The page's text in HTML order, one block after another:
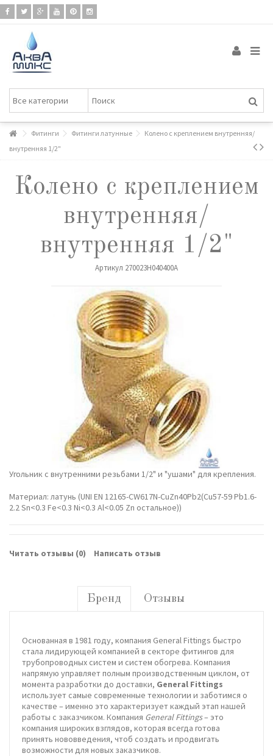
Фитинги Фитинги латунные
Колено с креплением внутренняя/
внутренняя 1/2"
Колено с креплением
внутренняя/
внутренняя 1/2"
Артикул 270023H040400A
Угольник с внутренними резьбами 1/2" и "ушами" для крепления.
Материал: латунь (UNI EN 12165-CW617N-CuZn40Pb2(Cu57-59 Pb1.6-
2.2 Sn<0.3 Fe<0.3 Ni<0.3 Al<0.05 Zn остальное))
Читать отзывы (0) Написать отзыв
Бренд Отзывы
Основанная в 1981 году, компания General Fittings быстро
стала лидирующей компанией в секторе фитингов для
трубопроводных систем и систем обогрева. Компания
напрямую управляет полным производственным циклом, от
момента разработки до доставки, General Fittings
использует самые современные технологии и заботимся о
качестве – именно это характеризует каждый этап нашей
работы с заказчиком. Компания General Fittings– это
компания широких взглядов, которая всегда готова
принять нововведения, чтоб создать и продвигать
возможности для новых заказчиков.